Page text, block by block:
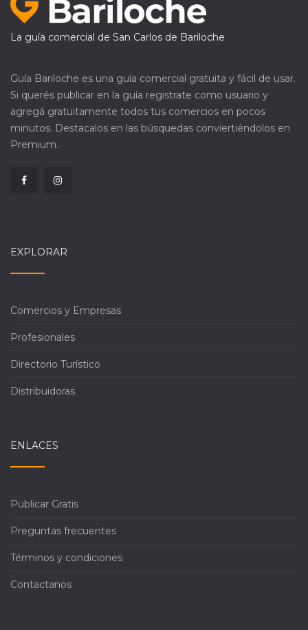
La guía comercial de San Carlos de Bariloche
Guía Bariloche es una guía comercial gratuita y fácil de usar.
Si querés publicar en la guía registrate como usuario y
agregá gratuitamente todos tus comercios en pocos
minutos. Destacalos en las búsquedas conviertiéndolos en
Premium.
EXPLORAR
Comercios y Empresas
Profesionales
Directorio Turístico
Distribuidoras
ENLACES
Publicar Gratis
Preguntas frecuentes
Términos y condiciones
Contactanos